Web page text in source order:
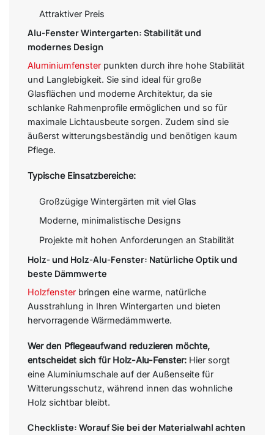
Attraktiver Preis
Alu-Fenster Wintergarten: Stabilität und
modernes Design
Aluminiumfenster punkten durch ihre hohe Stabilität
und Langlebigkeit. Sie sind ideal für große
Glasflächen und moderne Architektur, da sie
schlanke Rahmenprofile ermöglichen und so für
maximale Lichtausbeute sorgen. Zudem sind sie
äußerst witterungsbeständig und benötigen kaum
Pflege.
Typische Einsatzbereiche:
Großzügige Wintergärten mit viel Glas
Moderne, minimalistische Designs
Projekte mit hohen Anforderungen an Stabilität
Holz- und Holz-Alu-Fenster: Natürliche Optik und
beste Dämmwerte
Holzfenster bringen eine warme, natürliche
Ausstrahlung in Ihren Wintergarten und bieten
hervorragende Wärmedämmwerte.
Wer den Pflegeaufwand reduzieren möchte,
entscheidet sich für Holz-Alu-Fenster: Hier sorgt
eine Aluminiumschale auf der Außenseite für
Witterungsschutz, während innen das wohnliche
Holz sichtbar bleibt.
Checkliste: Worauf Sie bei der Materialwahl achten